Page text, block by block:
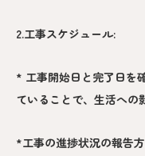
2.工事スケジュール:
* 工事開始日と完了日を
ていることで、生活への
*工事の進捗状況の報告